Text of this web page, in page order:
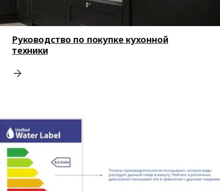
Руководство по покупке кухонной
техники